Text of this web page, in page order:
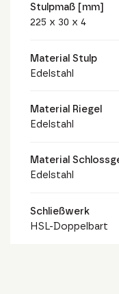
Stulpmaß [mm]
225 x 30 x 4
Material Stulp
Edelstahl
Material Riegel
Edelstahl
Material
Edelstahl
Schließwerk
HSL-Doppelbart